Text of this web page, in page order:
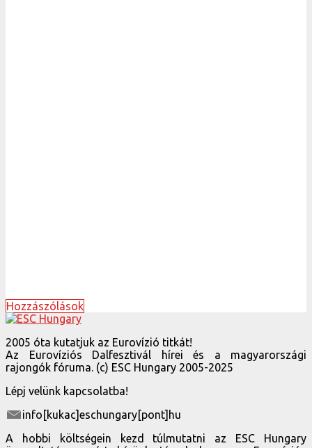
Hozzászólások
2005 óta kutatjuk az Eurovízió titkát!
Az Eurovíziós Dalfesztivál hírei és a magyarországi
rajongók fóruma. (c) ESC Hungary 2005-2025
Lépj velünk kapcsolatba!
info[kukac]eschungary[pont]hu
A hobbi költségein kezd túlmutatni az ESC Hungary